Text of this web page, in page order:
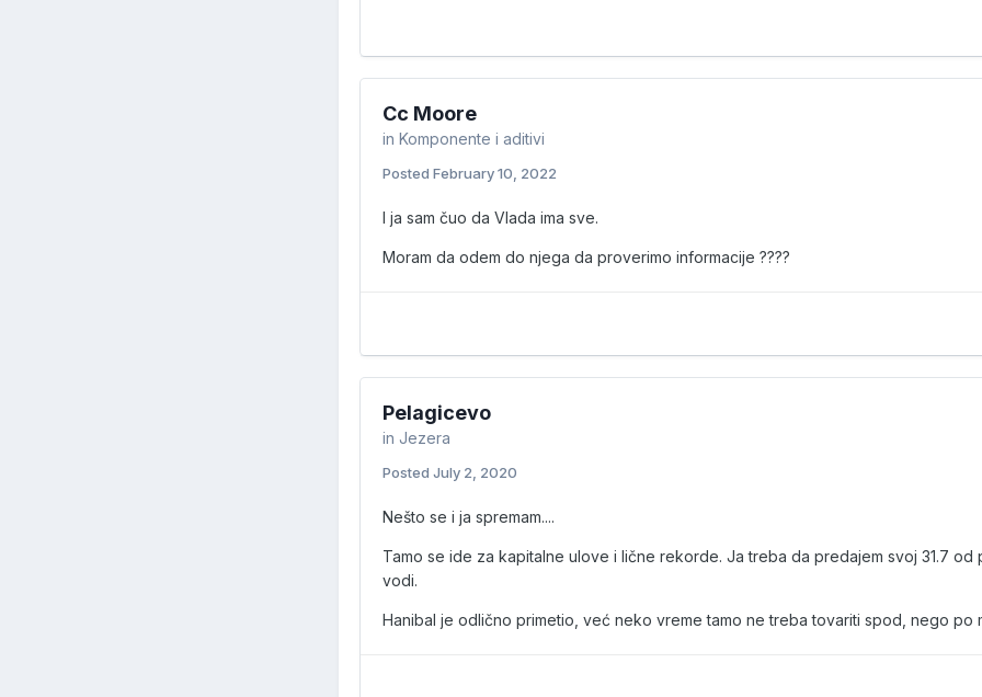
Cc Moore
in Komponente i aditivi
Posted February 10, 2022
I ja sam čuo da Vlada ima sve.
Moram da odem do njega da proverimo informacije ????
Pelagicevo
in Jezera
Posted July 2, 2020
Nešto se i ja spremam....
Tamo se ide za kapitalne ulove i lične rekorde. Ja treba da predajem svoj 31.7
vodi.
Hanibal je odlično primetio, već neko vreme tamo ne treba tovariti spod, nego po